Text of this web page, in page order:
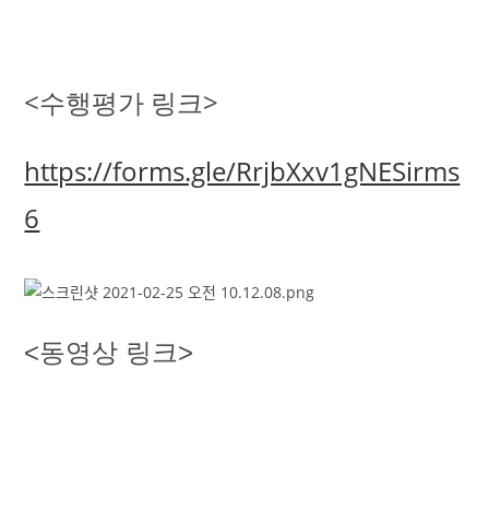
<수행평가 링크>
https://forms.gle/RrjbXxv1gNESirms
6
<동영상 링크>